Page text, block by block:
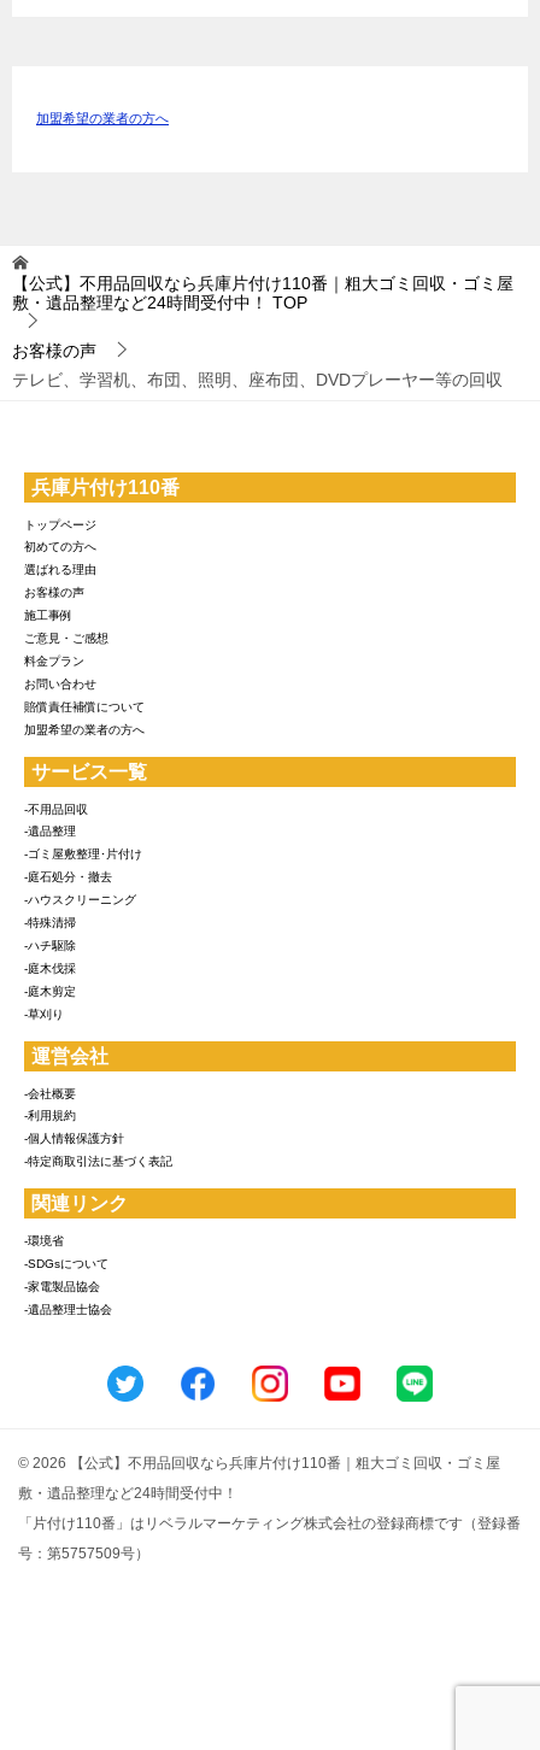
加盟希望の業者の方へ
【公式】不用品回収なら兵庫片付け110番｜粗大ゴミ回収・ゴミ屋
敷・遺品整理など24時間受付中！
TOP
お客様の声
テレビ、学習机、布団、照明、座布団、DVDプレーヤー等の回収
兵庫片付け110番
トップページ
初めての方へ
選ばれる理由
お客様の声
施工事例
ご意見・ご感想
料金プラン
お問い合わせ
賠償責任補償について
加盟希望の業者の方へ
サービス一覧
-不用品回収
-遺品整理
-ゴミ屋敷整理･片付け
-庭石処分・撤去
-ハウスクリーニング
-特殊清掃
-ハチ駆除
-庭木伐採
-庭木剪定
-草刈り
運営会社
-会社概要
-利用規約
-個人情報保護方針
-特定商取引法に基づく表記
関連リンク
-環境省
-SDGsについて
-家電製品協会
-遺品整理士協会
© 2026 【公式】不用品回収なら兵庫片付け110番｜粗大ゴミ回収・ゴミ屋
敷・遺品整理など24時間受付中！
「片付け110番」はリベラルマーケティング株式会社の登録商標です（登録番
号：第5757509号）